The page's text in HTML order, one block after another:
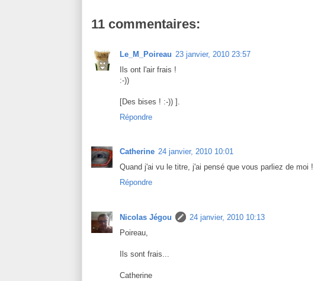
11 commentaires:
Le_M_Poireau 23 janvier, 2010 23:57
Ils ont l'air frais !
:-))
[Des bises ! :-)) ].
Répondre
Catherine 24 janvier, 2010 10:01
Quand j'ai vu le titre, j'ai pensé que vous parliez de moi !
Répondre
Nicolas Jégou
24 janvier, 2010 10:13
Poireau,
Ils sont frais...
Catherine